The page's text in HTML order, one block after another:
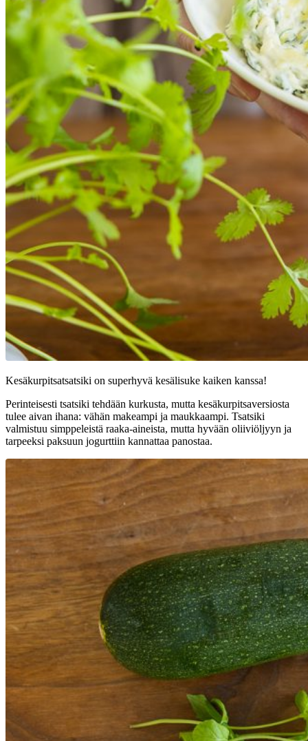
Kesäkurpitsatsatsiki on superhyvä kesälisuke kaiken kanssa!
Perinteisesti tsatsiki tehdään kurkusta, mutta kesäkurpitsaversiosta
tulee aivan ihana: vähän makeampi ja maukkaampi. Tsatsiki
valmistuu simppeleistä raaka-aineista, mutta hyvään oliiviöljyyn ja
tarpeeksi paksuun jogurttiin kannattaa panostaa.